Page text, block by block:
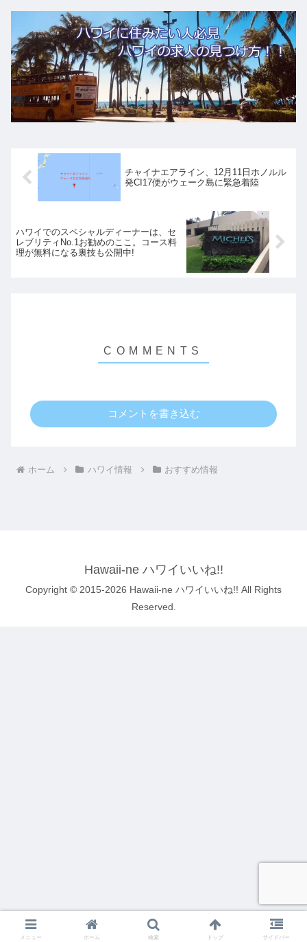
チャイナエアライン、12月11日ホノルル
発CI17便がウェーク島に緊急着陸
ハワイでのスペシャルディーナーは、セ
レブリティNo.1お勧めのここ。コース料
理が無料になる裏技も公開中!
コメントを書き込む
ホーム ハワイ情報 おすすめ情報
Hawaii-ne ハワイいいね!!
Copyright © 2015-2026 Hawaii-ne ハワイいいね!! All Rights
Reserved.
メニュー ホーム 検索 トップ サイドバー